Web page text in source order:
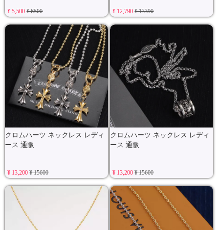
¥ 5,500¥ 6500 ¥ 12,790¥ 13390
クロムハーツ ネックレス レディ
ース 通販
¥ 13,200¥ 15600
クロムハーツ ネックレス レディ
ース 通販
¥ 13,200¥ 15600